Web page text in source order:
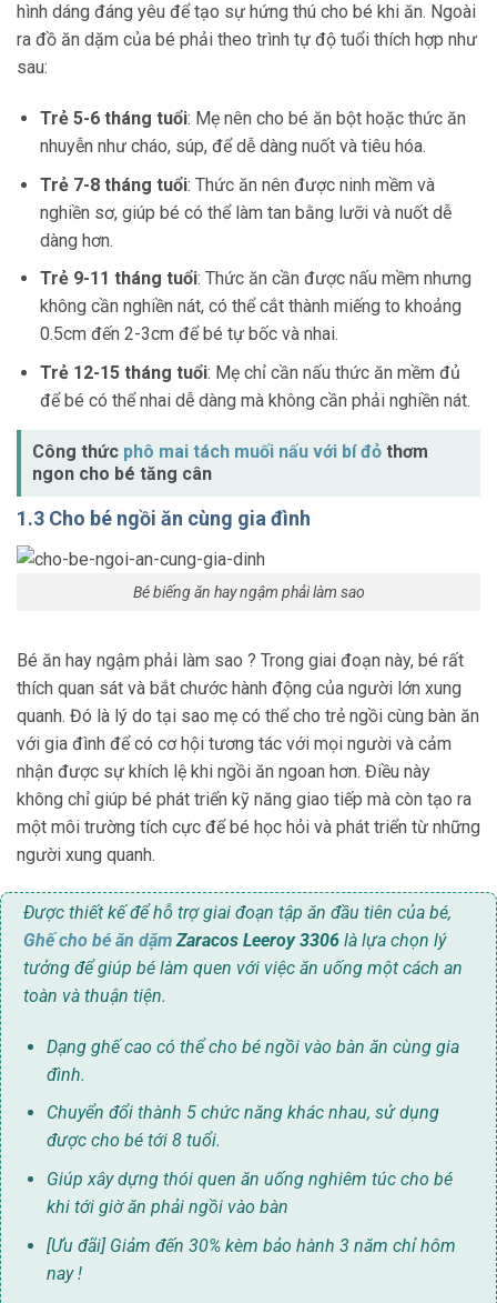
hình dáng đáng yêu để tạo sự hứng thú cho bé khi ăn. Ngoài
ra đồ ăn dặm của bé phải theo trình tự độ tuổi thích hợp như
sau:
Trẻ 5-6 tháng tuổi: Mẹ nên cho bé ăn bột hoặc thức ăn
nhuyễn như cháo, súp, để dễ dàng nuốt và tiêu hóa.
Trẻ 7-8 tháng tuổi: Thức ăn nên được ninh mềm và
nghiền sơ, giúp bé có thể làm tan bằng lưỡi và nuốt dễ
dàng hơn.
Trẻ 9-11 tháng tuổi: Thức ăn cần được nấu mềm nhưng
không cần nghiền nát, có thể cắt thành miếng to khoảng
0.5cm đến 2-3cm để bé tự bốc và nhai.
Trẻ 12-15 tháng tuổi: Mẹ chỉ cần nấu thức ăn mềm đủ
để bé có thể nhai dễ dàng mà không cần phải nghiền nát.
Công thức phô mai tách muối nấu với bí đỏ thơm
ngon cho bé tăng cân
1.3 Cho bé ngồi ăn cùng gia đình
Bé biếng ăn hay ngậm phải làm sao
Bé ăn hay ngậm phải làm sao ? Trong giai đoạn này, bé rất
thích quan sát và bắt chước hành động của người lớn xung
quanh. Đó là lý do tại sao mẹ có thể cho trẻ ngồi cùng bàn ăn
với gia đình để có cơ hội tương tác với mọi người và cảm
nhận được sự khích lệ khi ngồi ăn ngoan hơn. Điều này
không chỉ giúp bé phát triển kỹ năng giao tiếp mà còn tạo ra
một môi trường tích cực để bé học hỏi và phát triển từ những
người xung quanh.
Được thiết kế để hỗ trợ giai đoạn tập ăn đầu tiên của bé,
Ghế cho bé ăn dặmZaracos Leeroy 3306 là lựa chọn lý
tưởng để giúp bé làm quen với việc ăn uống một cách an
toàn và thuận tiện.
Dạng ghế cao có thể cho bé ngồi vào bàn ăn cùng gia
đình.
Chuyển đổi thành 5 chức năng khác nhau, sử dụng
được cho bé tới 8 tuổi.
Giúp xây dựng thói quen ăn uống nghiêm túc cho bé
khi tới giờ ăn phải ngồi vào bàn
[Ưu đãi] Giảm đến 30% kèm bảo hành 3 năm chỉ hôm
nay !